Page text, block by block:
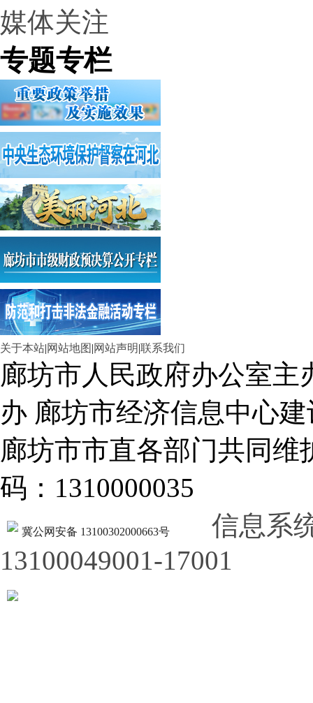
媒体关注
专题专栏
关于本站|网站地图 |网站声明|联系我们
廊坊市人民政府办公室
办 廊坊市经济信息中心建
廊坊市市直各部门共同
码：1310000035
冀公网安备 13100302000663号
信息系
13100049001-17001